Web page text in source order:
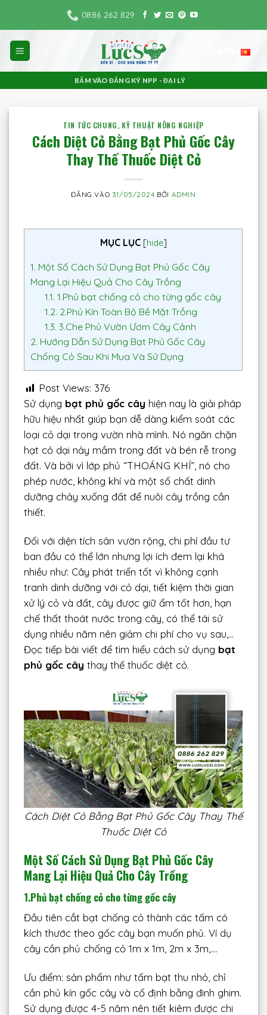
nội
dung
0886 262 829
BẤM VÀO ĐĂNG KÝ NPP - ĐẠI LÝ
TIN TỨC CHUNG, KỸ THUẬT NÔNG NGHIỆP
Cách Diệt Cỏ Bằng Bạt Phủ Gốc Cây
Thay Thế Thuốc Diệt Cỏ
ĐĂNG VÀO 31/05/2024 BỞI ADMIN
MỤC LỤC [hide]
1. Một Số Cách Sử Dụng Bạt Phủ Gốc Cây
Mang Lại Hiệu Quả Cho Cây Trồng
1.1. 1.Phủ bạt chống cỏ cho từng gốc cây
1.2. 2.Phủ Kín Toàn Bộ Bề Mặt Trồng
1.3. 3.Che Phủ Vườn Ươm Cây Cảnh
2. Hướng Dẫn Sử Dụng Bạt Phủ Gốc Cây
Chống Cỏ Sau Khi Mua Và Sử Dụng
Post Views: 376
Sử dụng bạt phủ gốc cây hiện nay là giải pháp
hữu hiệu nhất giúp bạn dễ dàng kiểm soát các
loại cỏ dại trong vườn nhà mình. Nó ngăn chặn
hạt cỏ dại nảy mầm trong đất và bén rễ trong
đất. Và bởi vì lớp phủ “THOÁNG KHÍ”, nó cho
phép nước, không khí và một số chất dinh
dưỡng chảy xuống đất để nuôi cây trồng cần
thiết.
Đối với diện tích sân vườn rộng, chi phí đầu tư
ban đầu có thể lớn nhưng lợi ích đem lại khá
nhiều như: Cây phát triển tốt vì không cạnh
tranh dinh dưỡng với cỏ dại, tiết kiệm thời gian
xử lý cỏ và đất, cây được giữ ẩm tốt hơn, hạn
chế thất thoát nước trong cây, có thể tái sử
dụng nhiều năm nên giảm chi phí cho vụ sau,…
Đọc tiếp bài viết để tìm hiểu cách sử dụng bạt
phủ gốc cây thay thế thuốc diệt cỏ.
Cách Diệt Cỏ Bằng Bạt Phủ Gốc Cây Thay Thế
Thuốc Diệt Cỏ
Một Số Cách Sử Dụng Bạt Phủ Gốc Cây
Mang Lại Hiệu Quả Cho Cây Trồng
1.Phủ bạt chống cỏ cho từng gốc cây
Đầu tiên cắt bạt chống cỏ thành các tấm có
kích thước theo gốc cây bạn muốn phủ. Ví dụ
cây cần phủ chống cỏ 1m x 1m, 2m x 3m,….
Ưu điểm: sản phẩm như tấm bạt thu nhỏ, chỉ
cần phủ kín gốc cây và cố định bằng đinh ghim.
Sử dụng được 4-5 năm nên tiết kiêm được chi